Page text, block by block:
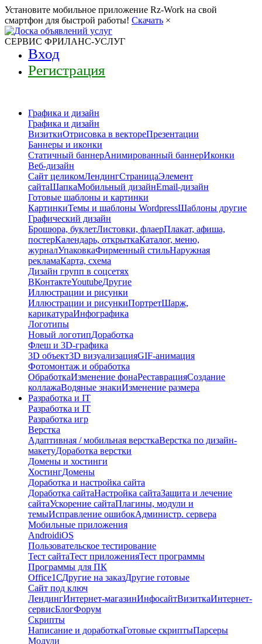
Установите мобильное приложение Rz-Work на свой
смартфон для быстрой работы! Скачать ×
СЕРВИС ФРИЛАНС-УСЛУГ
Вход
Регистрация
Графика и дизайн
Графика и дизайн
ВизиткиОтрисовка в вектореПрезентации
Баннеры и иконки
Статичный баннерАнимированный баннерИконки
Веб-дизайн
Сайт целикомЛендингСтраницаЭлемент
сайтаШапкаМобильный дизайнEmail-дизайн
Готовые шаблоны и картинки
КартинкиТемы и шаблоны WordpressШаблоны другие
Графический дизайн
Брошюра, буклетЛистовки, флаерПлакат, афиша,
постерКалендарь, открыткаКаталог, меню,
журналУпаковкаФирменный стильНаружная
рекламаКарта, схема
Дизайн групп в соцсетях
ВКонтактеYoutubeДругие
Иллюстрации и рисунки
Иллюстрации и рисункиПортретШарж,
карикатураИнфографика
Логотипы
Новый логотипДоработка
Флеш и 3D-графика
3D объект3D визуализацияGIF-анимация
Фотомонтаж и обработка
ОбработкаИзменение фонаРеставрацияСоздание
коллажаВодяные знакиИзменение размера
Разработка и IT
Разработка и IT
Разработка игр
Верстка
Адаптивная / мобильная версткаВерстка по дизайн-
макетуДоработка верстки
Домены и хостинги
ХостингДомены
Доработка и настройка сайта
Доработка сайтаНастройка сайтаЗащита и лечение
сайтаУскорение сайтаПлагины, модули и
темыИсправление ошибокАдминистр. сервера
Мобильные приложения
AndroidiOS
Пользовательское тестирование
Тест сайтаТест приложенияТест программы
Программы для ПК
Office1СДругие на заказДругие готовые
Сайт под ключ
ЛендингИнтернет-магазинИнфосайтВизиткаИнтернет-
сервисБлогФорум
Скрипты
Написание и доработкаГотовые скриптыПарсеры
Модули